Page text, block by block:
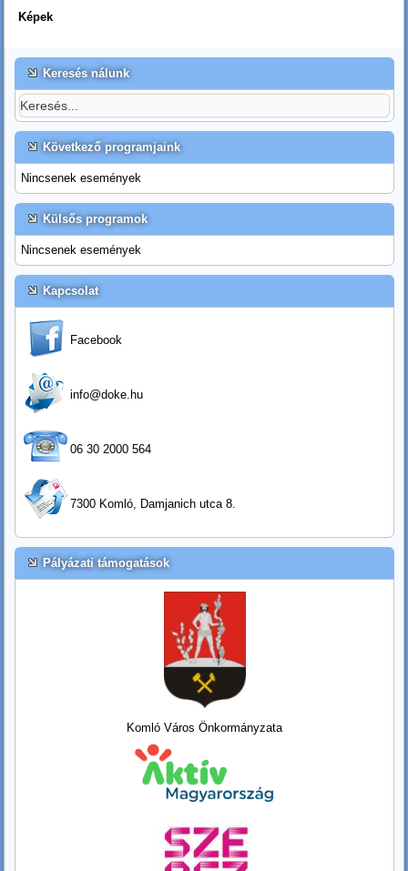
Képek
Keresés nálunk
Következő programjaink
Nincsenek események
Külsős programok
Nincsenek események
Kapcsolat
Facebook
info@doke.hu
06 30 2000 564
7300 Komló, Damjanich utca 8.
Pályázati támogatások
Komló Város Önkormányzata